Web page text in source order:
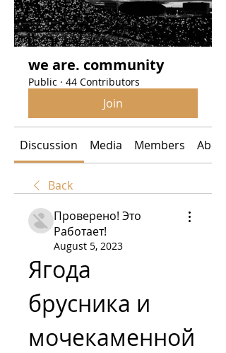
we are. community
Public · 44 Contributors
Join
Discussion Media Members About
Back
Проверено! Это
Работает!
August 5, 2023
Ягода
брусника и
мочекаменной